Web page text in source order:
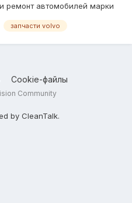
ремонт автомобилей марки
Volvo в полном
запчасти volvo
Cookie-файлы
Community
by CleanTalk.